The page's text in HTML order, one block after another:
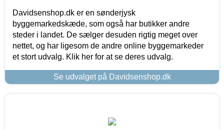
Davidsenshop.dk er en sønderjysk
byggemarkedskæde, som også har butikker andre
steder i landet. De sælger desuden rigtig meget over
nettet, og har ligesom de andre online byggemarkeder
et stort udvalg. Klik her for at se deres udvalg.
Se udvalget på Davidsenshop.dk